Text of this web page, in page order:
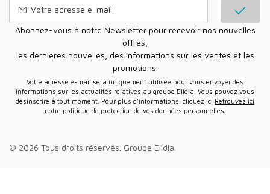
Abonnez-vous à notre Newsletter pour recevoir nos nouvelles
offres,
les dernières nouvelles, des informations sur les ventes et les
promotions.
Votre adresse e-mail sera uniquement utilisée pour vous envoyer des
informations sur les actualités relatives au groupe Elidia. Vous pouvez vous
désinscrire à tout moment. Pour plus d’informations, cliquez ici Retrouvez ici
notre politique de protection de vos données personnelles
© 2026 Tous droits réservés. Groupe Elidia